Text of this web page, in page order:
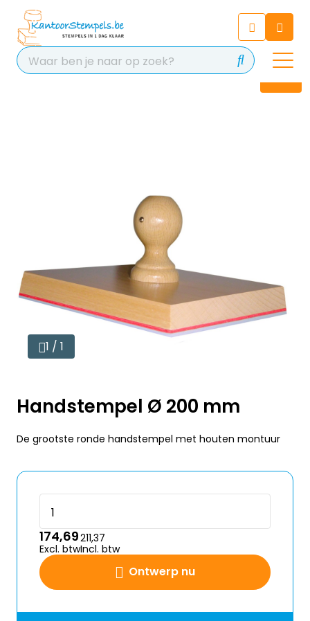
Chat 24/7 met onze chatbot
voor hulp
Contact
1 / 1
Handstempel Ø 200 mm
De grootste ronde handstempel met houten montuur
Ontwerp nu
174,69
Excl. btw
211,37
Incl. btw